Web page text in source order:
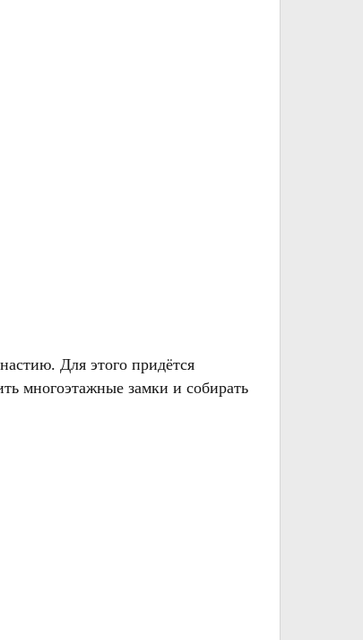
Для этого придётся
многоэтажные замки и собирать